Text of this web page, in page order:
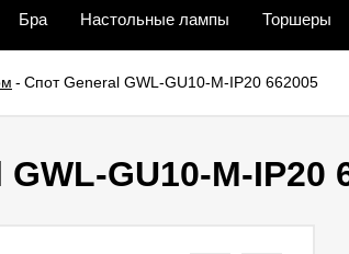
Бра Настольные лампы Торшеры
- Спот General GWL-GU10-M-IP20 662005
GU10-M-IP20